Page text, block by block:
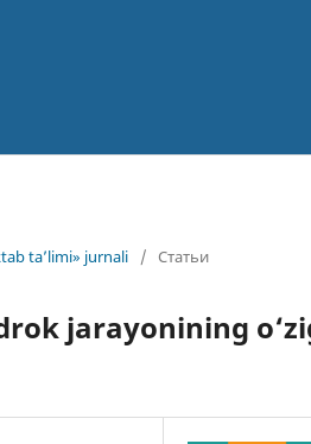
ta’limi» jurnali / Статьи
jarayonining